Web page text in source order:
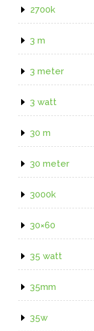
2700k
3 m
3 meter
3 watt
30 m
30 meter
3000k
30×60
35 watt
35mm
35w